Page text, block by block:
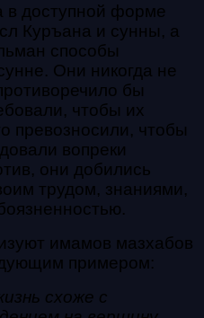
доступной форме
Куръана и сунны, а
способы
Они никогда не
бы
чтобы их
превозносили, чтобы
вопреки
они добились
трудом, знаниями,
имамов мазхабов
примером:
схоже с